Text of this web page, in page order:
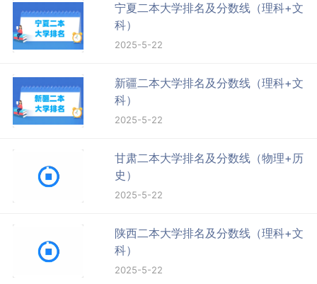
宁夏二本大学排名及分数线（理科+文
科）
2025-5-22
新疆二本大学排名及分数线（理科+文
科）
2025-5-22
甘肃二本大学排名及分数线（物理+历
史）
2025-5-22
陕西二本大学排名及分数线（理科+文
科）
2025-5-22